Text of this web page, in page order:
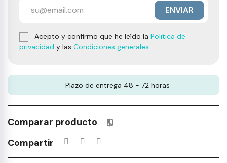
ENVIAR
Acepto y confirmo que he leído la Politica de
privacidad y las Condiciones generales
Plazo de entrega 48 - 72 horas
Comparar producto Productos incluidos en tu lista
Compartir